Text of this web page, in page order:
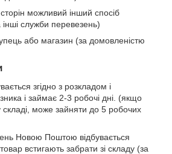
можливий інший спосіб
інші служби перевезень)
або магазин (за домовленістю
згідно з розкладом і
і займає 2-3 робочі дні. (якщо
може зайняти до 5 робочих
Новою Поштою відбувається
встигають забрати зі складу (за